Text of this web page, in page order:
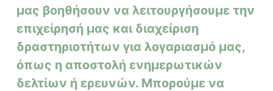
μας βοηθήσουν να λειτουργήσουμε την
επιχείρησή μας και διαχείριση
δραστηριοτήτων για λογαριασμό μας,
όπως η αποστολή ενημερωτικών
δελτίων ή ερευνών. Μπορούμε να